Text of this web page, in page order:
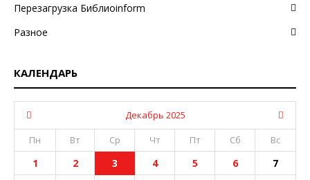
Перезагрузка Библиоinform
Разное
КАЛЕНДАРЬ
Декабрь 2025
Пн
Вт Ср Чт Пт Сб Вс
1 2 3 4 5 6
7